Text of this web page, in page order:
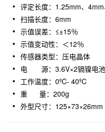
评定长度：1.25mm、
扫描长度：6mm
示值误差：≤±15％
示值变动性：＜12％
传感器类型：压电晶体
电 源：3.6V×2镉镍电池
工作温度：0ºC- 40ºC
重 量：200g
外型尺寸：125×73×26mm